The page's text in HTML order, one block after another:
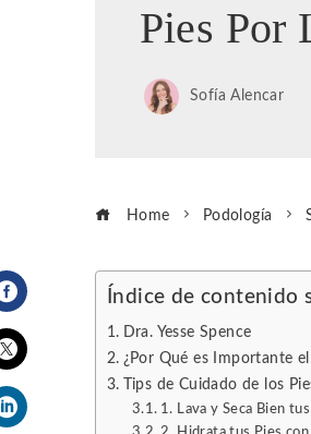
Pies Por
Sofía Alencar
Home Podología
Facebook
Twitter
Índice de contenido
Dra. Yesse Spence
¿Por Qué es Importante
Tips de Cuidado de los
1. Lava y Seca Bien